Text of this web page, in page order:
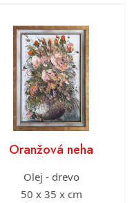
Oranžová neha
Olej - drevo
50 x 35 x cm